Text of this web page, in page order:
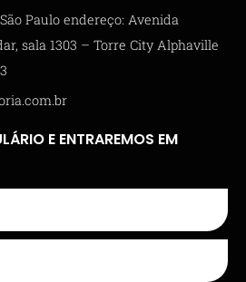
Paulo endereço: Avenida
sala 1303 – Torre City Alphaville
E ENTRAREMOS EM